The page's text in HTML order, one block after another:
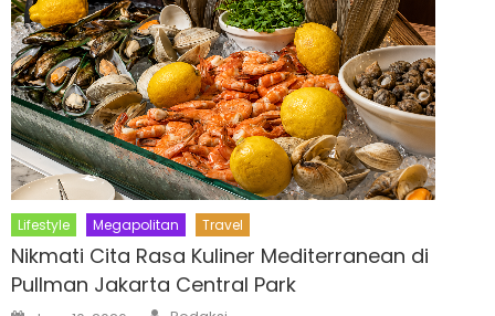
Lifestyle Megapolitan Travel
Nikmati Cita Rasa Kuliner Mediterranean di
Pullman Jakarta Central Park